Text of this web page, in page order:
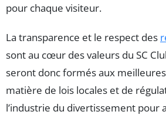
pour chaque visiteur.
La transparence et le respect des
sont au cœur des valeurs du SC
seront donc formés aux
matière de lois locales et de
l’industrie du divertissement pour